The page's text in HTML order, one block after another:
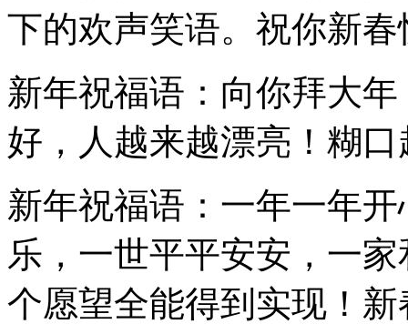
下的欢声笑语。祝你新
新年祝福语：向你拜大
好，人越来越漂亮！糊
新年祝福语：一年一年
乐，一世平平安安，一
个愿望全能得到实现！